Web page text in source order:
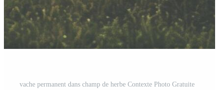
vache permanent dans champ de herbe Contexte Photo Gratuite